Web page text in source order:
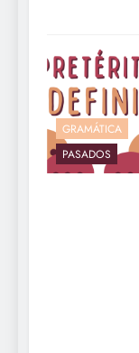
GRAMÁTICA
PASADOS